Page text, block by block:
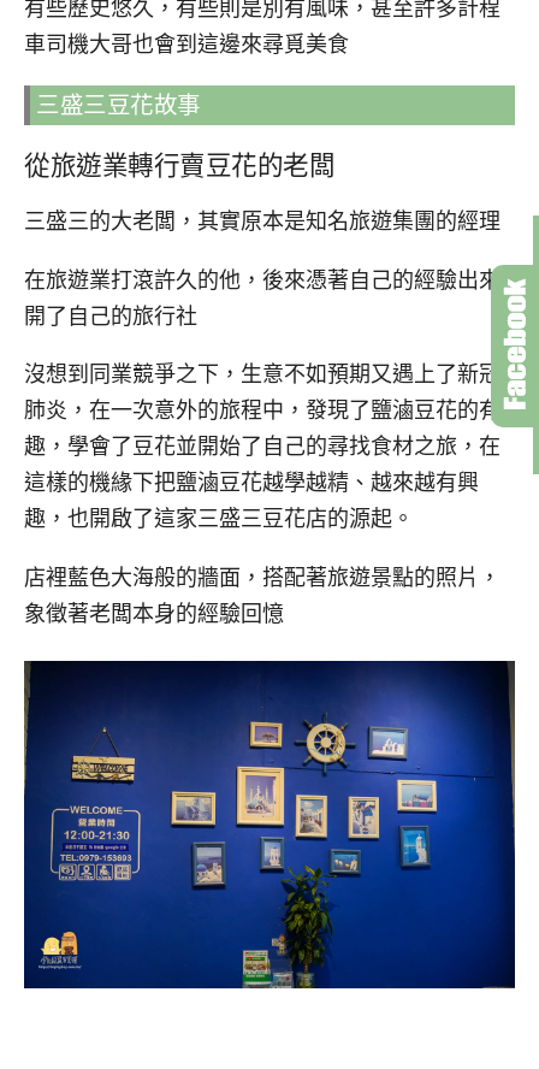
有些歷史悠久，有些則是別有風味，甚至許多計程
車司機大哥也會到這邊來尋覓美食
三盛三豆花故事
從旅遊業轉行賣豆花的老闆
三盛三的大老闆，其實原本是知名旅遊集團的經理
在旅遊業打滾許久的他，後來憑著自己的經驗出來
開了自己的旅行社
沒想到同業競爭之下，生意不如預期又遇上了新冠
肺炎，在一次意外的旅程中，發現了鹽滷豆花的有
趣，學會了豆花並開始了自己的尋找食材之旅，在
這樣的機緣下把鹽滷豆花越學越精、越來越有興
趣，也開啟了這家三盛三豆花店的源起。
店裡藍色大海般的牆面，搭配著旅遊景點的照片，
象徵著老闆本身的經驗回憶